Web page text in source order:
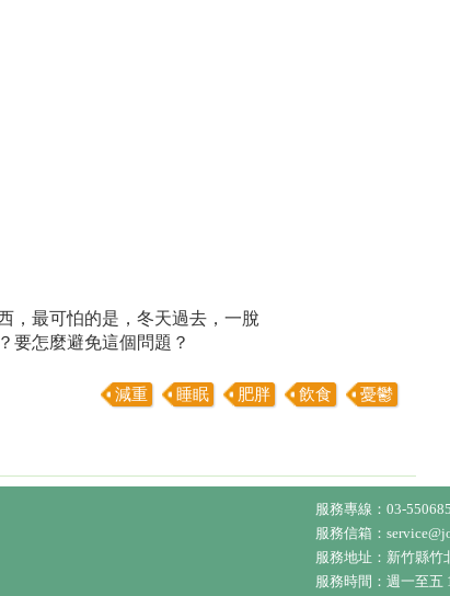
，最可怕的是，冬天過去，一脫
要怎麼避免這個問題？
減重 睡眠 肥胖 飲食 憂鬱
服務專線： 03-
服務信箱：
服務地址： 新竹縣竹
服務時間：週一至五